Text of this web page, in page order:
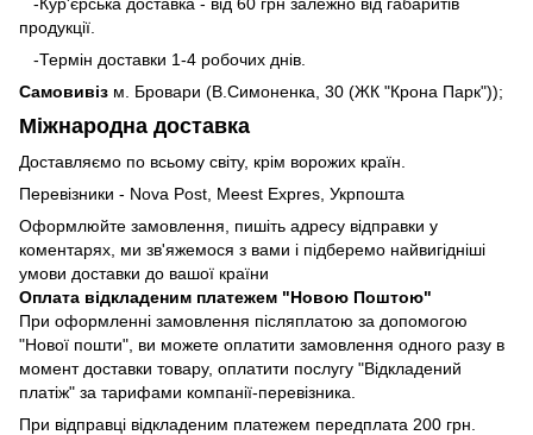
продукції.
-Термін доставки 1-4 робочих днів.
Самовивіз м. Бровари (В.Симоненка, 30 (ЖК "Крона Парк"));
Міжнародна доставка
Доставляємо по всьому світу, крім ворожих країн.
Перевізники - Nova Post, Meest Expres, Укрпошта
Оформлюйте замовлення, пишіть адресу відправки у
коментарях, ми зв'яжемося з вами і підберемо найвигідніші
умови доставки до вашої країни
Оплата відкладеним платежем "Новою Поштою"
При оформленні замовлення післяплатою за допомогою
"Нової пошти", ви можете оплатити замовлення одного разу в
момент доставки товару, оплатити послугу "Відкладений
платіж" за тарифами компанії-перевізника.
При відправці відкладеним платежем передплата 200 грн.